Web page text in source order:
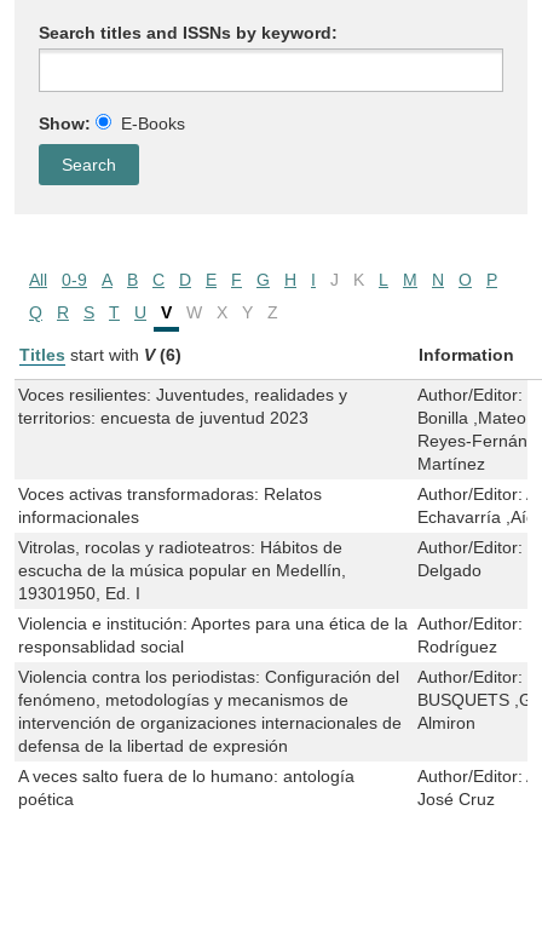
Search titles and ISSNs by keyword:
Show: E-Books
All 0-9 A B C D E F G H I J K L M N O
P
Q
R S T U V W X Y Z
Titles start with V (6) Information
Voces resilientes: Juventudes, realidades y
territorios: encuesta de juventud 2023
Author/Editor:
Bonilla ,Mateo
Reyes-
Martínez
Voces activas transformadoras: Relatos
informacionales
Author/Editor:
Echavarría
Vitrolas, rocolas y radioteatros: Hábitos de
escucha de la música popular en Medellín,
19301950, Ed. I
Author/Editor:
Delgado
Violencia e institución: Aportes para una ética de la
responsablidad social
Author/Editor:
Rodríguez
Violencia contra los periodistas: Configuración del
fenómeno, metodologías y mecanismos de
intervención de organizaciones internacionales de
defensa de la libertad de expresión
Author/Editor:
BUSQUETS
Almiron
A veces salto fuera de lo humano: antología
poética
Author/Editor:
José Cruz